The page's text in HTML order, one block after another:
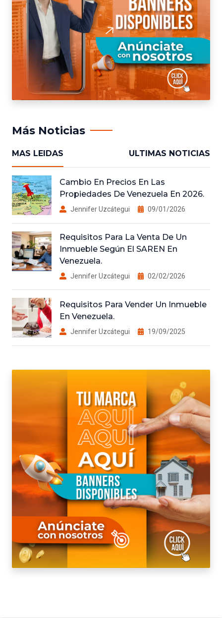
Más Noticias
MAS LEIDAS ULTIMAS NOTICIAS
Cambio En Precios En Las
Propiedades De Venezuela En 2026.
Jennifer Uzcátegui 09/01/2026
Requisitos Para La Venta De Un
Inmueble Según El SAREN En
Venezuela.
Jennifer Uzcátegui 02/02/2026
Requisitos Para Vender Un Inmueble
En Venezuela.
Jennifer Uzcátegui 19/09/2025